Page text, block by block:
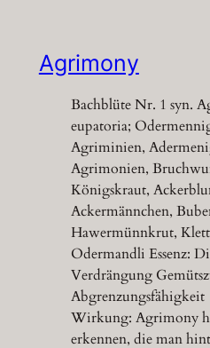
Agrimony
Bachblüte Nr. 1 syn.
eupatoria;
Agriminien,
Agrimonien,
Königskraut,
Ackermännchen,
Hawermünnkrut,
Odermandli Essenz:
Verdrängung
Abgrenzungsfähigkeit
Wirkung: Agrimony
erkennen, die man